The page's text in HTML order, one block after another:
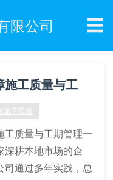
限公司 ☰
施工质量与工
工质量
工质量与工期管理一
深耕本地市场的企
司通过多年实践，总